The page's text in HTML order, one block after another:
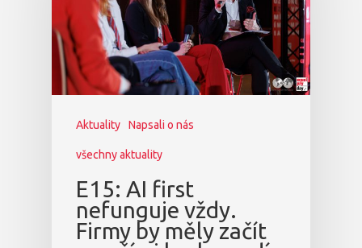
Aktuality Napsali o nás
všechny aktuality
E15: AI first
nefunguje vždy.
Firmy by měly začít